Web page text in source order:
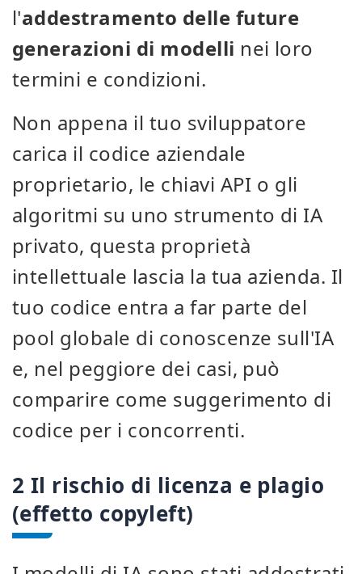
l'addestramento delle future
generazioni di modelli nei loro
termini e condizioni.
Non appena il tuo sviluppatore
carica il codice aziendale
proprietario, le chiavi API o gli
algoritmi su uno strumento di IA
privato, questa proprietà
intellettuale lascia la tua azienda. Il
tuo codice entra a far parte del
pool globale di conoscenze sull'IA
e, nel peggiore dei casi, può
comparire come suggerimento di
codice per i concorrenti.
2 Il rischio di licenza e plagio
(effetto copyleft)